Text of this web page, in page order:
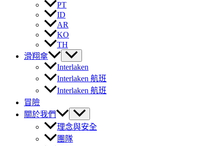
PT
ID
AR
KO
TH
滑翔傘
Interlaken
Interlaken 航班
Interlaken 航班
冒險
關於我們
理念與安全
團隊